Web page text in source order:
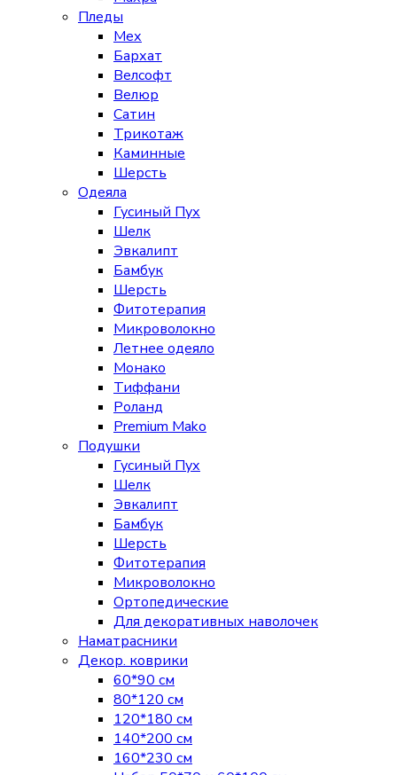
Пледы
Мех
Бархат
Велсофт
Велюр
Сатин
Трикотаж
Каминные
Шерсть
Одеяла
Гусиный Пух
Шелк
Эвкалипт
Бамбук
Шерсть
Фитотерапия
Микроволокно
Летнее одеяло
Монако
Тиффани
Роланд
Premium Mako
Подушки
Гусиный Пух
Шелк
Эвкалипт
Бамбук
Шерсть
Фитотерапия
Микроволокно
Ортопедические
Для декоративных наволочек
Наматрасники
Декор. коврики
60*90 см
80*120 см
120*180 см
140*200 см
160*230 см